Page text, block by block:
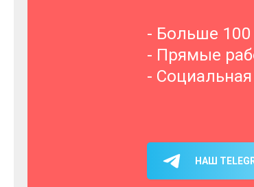
- Больше 100
- Прямые
- Социальная
НАШ